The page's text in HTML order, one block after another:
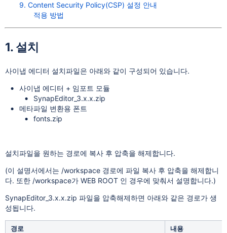
9. Content Security Policy(CSP) 설정 안내
적용 방법
1. 설치
사이냅 에디터 설치파일은 아래와 같이 구성되어 있습니다.
사이냅 에디터 + 임포트 모듈
SynapEditor_3.x.x.zip
메타파일 변환용 폰트
fonts.zip
설치파일을 원하는 경로에 복사 후 압축을 해제합니다.
(이 설명서에서는 /workspace 경로에 파일 복사 후 압축을 해제합니
다. 또한 /workspace가 WEB ROOT 인 경우에 맞춰서 설명합니다.)
SynapEditor_3.x.x.zip 파일을 압축해제하면 아래와 같은 경로가 생
성됩니다.
경로
내용